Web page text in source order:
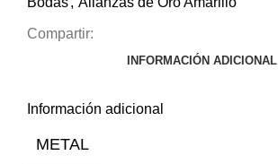
Compartir:
INFORMACIÓN ADICIONAL
Información adicional
METAL